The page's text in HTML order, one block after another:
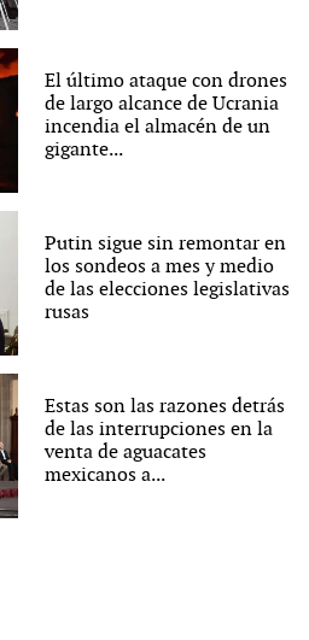
El último ataque con drones
de largo alcance de Ucrania
incendia el almacén de un
gigante...
Putin sigue sin remontar en
los sondeos a mes y medio
de las elecciones legislativas
rusas
Estas son las razones detrás
de las interrupciones en la
venta de aguacates
mexicanos a...